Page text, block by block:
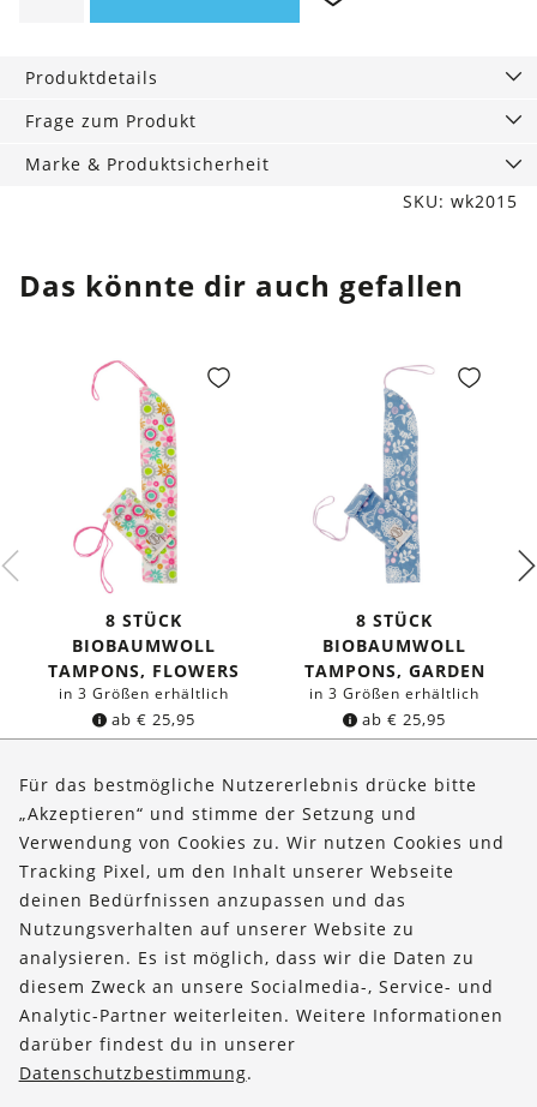
g
Menge
Produktdetails
Frage zum Produkt
Marke & Produktsicherheit
SKU: wk2015
Das könnte dir auch gefallen
8 STÜCK
BIOBAUMWOLL
TAMPONS, FLOWERS
in 3 Größen erhältlich
ab€ 25,95
8 STÜCK
BIOBAUMWOLL
TAMPONS, GARDEN
in 3 Größen erhältlich
ab€ 25,95
Über uns
Bestellungen
Kontakt & Hilfe
FOLLOW US
Für das bestmögliche Nutzererlebnis drücke bitte
„Akzeptieren“ und stimme der Setzung und
Verwendung von Cookies zu. Wir nutzen Cookies und
Tracking Pixel, um den Inhalt unserer Webseite
deinen Bedürfnissen anzupassen und das
Nutzungsverhalten auf unserer Website zu
analysieren. Es ist möglich, dass wir die Daten zu
diesem Zweck an unsere Socialmedia-, Service- und
Analytic-Partner weiterleiten. Weitere Informationen
darüber findest du in unserer
Datenschutzbestimmung.